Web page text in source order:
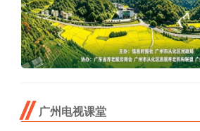
广州电视课堂